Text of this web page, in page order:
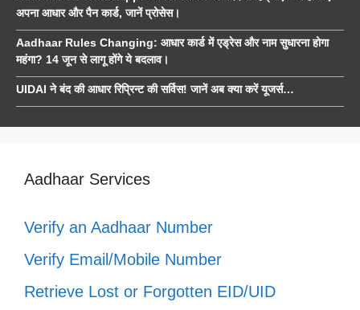
अपना आधार और पैन कार्ड, जानें प्रोसेस।
Aadhaar Rules Changing: आधार कार्ड में एड्रेस और नाम सुधारना होगा
महंगा? 14 जून से लागू होंगे ये बदलाव।
UIDAI ने बंद की आधार रिप्रिन्ट की सर्विस! जानें अब क्या करें यूजर्स…
Aadhaar Services
Verify an Aadhaar Number
Verify Email/Mobile Number
Retrieve Lost or Forgotten EID/UID